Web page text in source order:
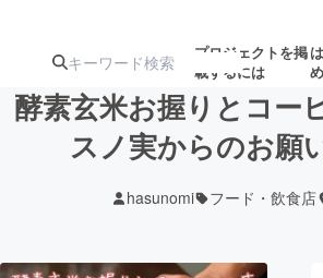
プロジェクトを掲
載するには
ターン
ジェクト
募集終
ロジェ
酵素玄米お握りとコー
スノ実からのお願
hasunomi フード・飲食店